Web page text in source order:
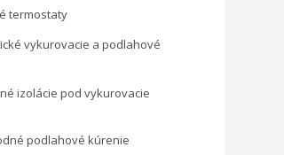
termostaty
vykurovacie a podlahové
izolácie pod vykurovacie
podlahové kúrenie